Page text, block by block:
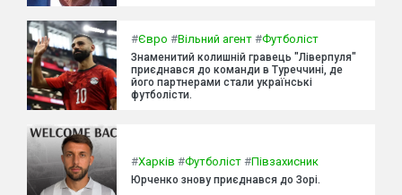
#Євро #Вільний агент #Футболіст
Знаменитий колишній гравець "Ліверпуля"
приєднався до команди в Туреччині, де
його партнерами стали українські
футболісти.
#Харків #Футболіст #Півзахисник
Юрченко знову приєднався до Зорі.